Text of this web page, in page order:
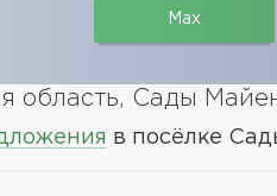
Max
область, Сады
в посёлке